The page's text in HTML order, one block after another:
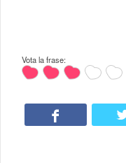
Vota la frase: